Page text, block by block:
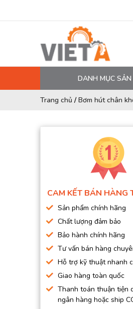
DANH MỤC
MÁY NÉN KHÍ
DẦU MÁY NÉN KHÍ
DÂY HƠI, ỐNG HƠI
BƠM MÀNG KHÍ NÉN
BƠM HÚT CHÂN KHÔNG
BƠM ĐỊNH LƯỢNG
MOTOR, HỘP GIẢM TỐC
MÁY TẠO KHÍ NITO
Trang chủ /Bơm hút chân
CAM KẾT BÁN HÀNG
Sản phẩm chính hãng
Chất lượng đảm bảo
Bảo hành chính hãng
Tư vấn bán hàng
Hỗ trợ kỹ thuật nhanh
Giao hàng toàn quốc
Thanh toán thuận tiện
ngân hàng hoặc ship